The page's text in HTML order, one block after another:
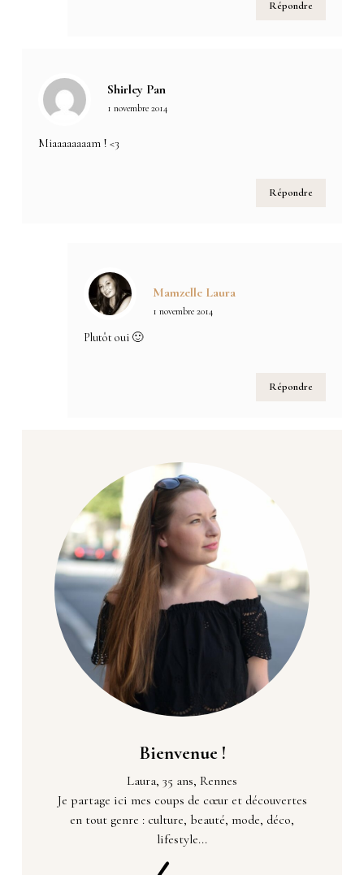
Répondre
Shirley Pan
1 novembre 2014
Miaaaaaaaam ! <3
Répondre
Mamzelle Laura
1 novembre 2014
Plutôt oui 🙂
Répondre
Bienvenue !
Laura, 35 ans, Rennes
Je partage ici mes coups de cœur et découvertes
en tout genre : culture, beauté, mode, déco,
lifestyle...